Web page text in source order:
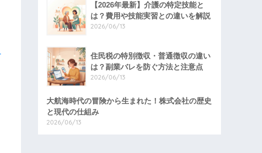
【2026年最新】介護の特定技能と
は？費用や技能実習との違いを解説
2026/06/13
住民税の特別徴収・普通徴収の違い
は？副業バレを防ぐ方法と注意点
2026/06/13
大航海時代の冒険から生まれた！株式会社の歴史
と現代の仕組み
2026/06/13